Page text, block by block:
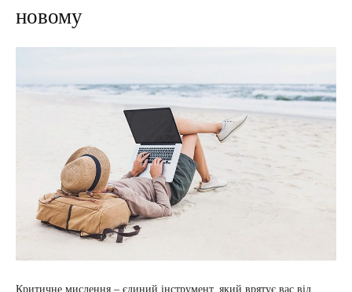
новому
Критичне мислення – єдиний інструмент, який врятує вас від